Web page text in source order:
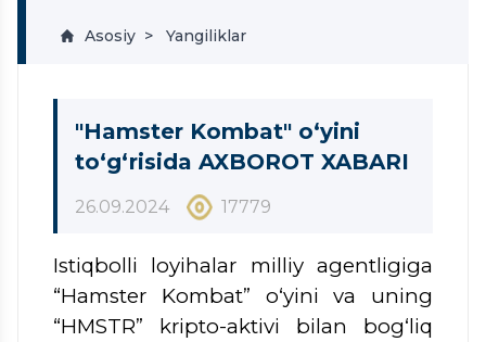
Asosiy Yangiliklar
"Hamster Kombat" o‘yini
to‘g‘risida AXBOROT XABARI
26.09.2024 17779
Istiqbolli loyihalar milliy agentligiga
“Hamster Kombat” o‘yini va uning
“HMSTR” kripto-aktivi bilan bog‘liq